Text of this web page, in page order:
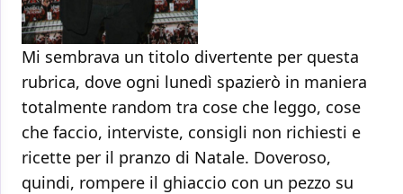
Mi sembrava un titolo divertente per questa
rubrica, dove ogni lunedì spazierò in maniera
totalmente random tra cose che leggo, cose
che faccio, interviste, consigli non richiesti e
ricette per il pranzo di Natale. Doveroso,
quindi, rompere il ghiaccio con un pezzo su